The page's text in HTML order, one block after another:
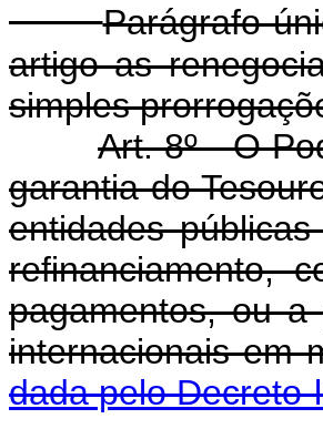
Parágrafo
artigo as
simples
Art. 8º - O
garantia do
entidades
refinanciamento,
pagamentos, ou
dada pelo